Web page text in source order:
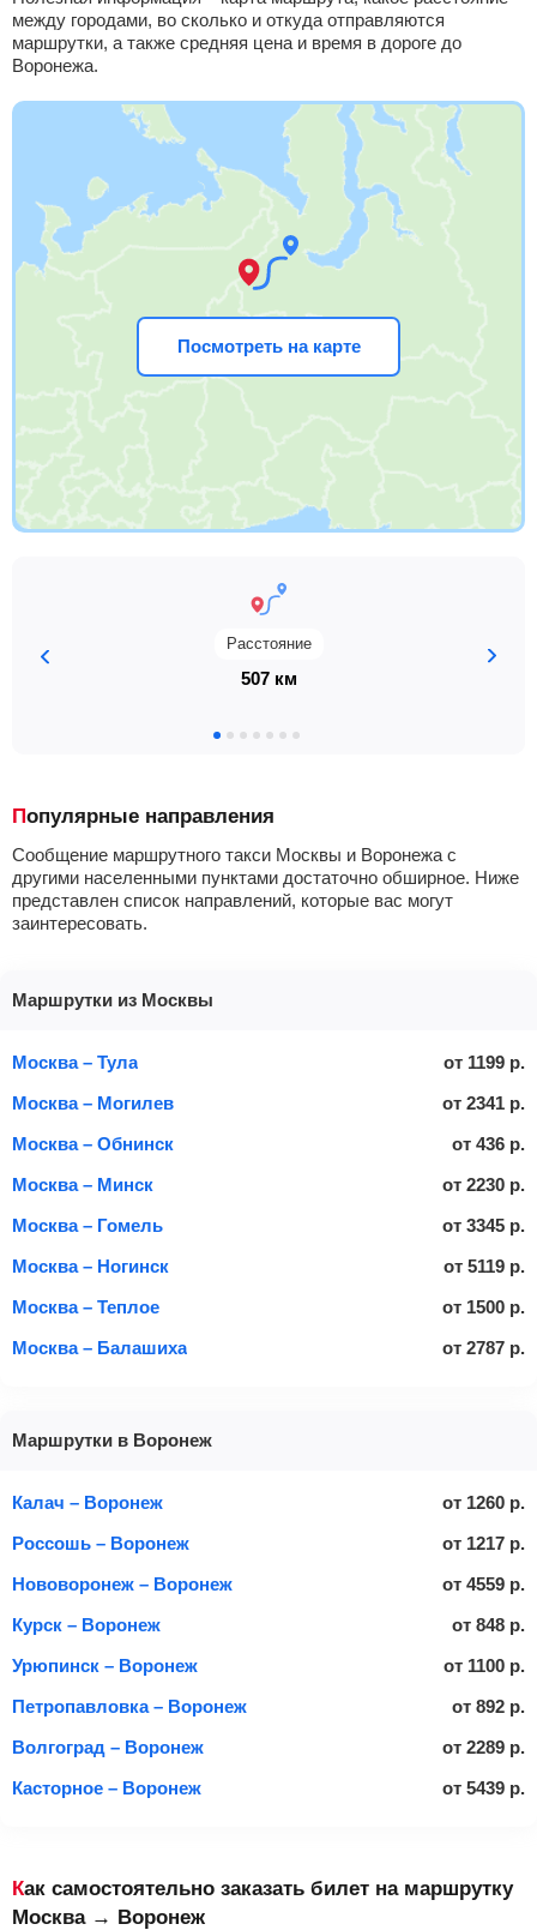
между городами, во сколько и откуда отправляются
маршрутки, а также средняя цена и время в дороге до
Воронежа.
Посмотреть на карте
Расстояние
507 км
Популярные направления
Сообщение маршрутного такси Москвы и Воронежа с
другими населенными пунктами достаточно обширное. Ниже
представлен список направлений, которые вас могут
заинтересовать.
Маршрутки из Москвы
Москва – Тула от 1199 р.
Москва – Могилев
от 2341 р.
Москва – Обнинск
от 436 р.
Москва – Минск
от 2230 р.
Москва – Гомель
от 3345 р.
Москва – Ногинск
от 5119 р.
Москва – Теплое
от 1500 р.
Москва – Балашиха
от 2787 р.
Маршрутки в Воронеж
Калач – Воронеж от 1260 р.
Россошь – Воронеж
от 1217 р.
Нововоронеж – Воронеж
от 4559 р.
Курск – Воронеж
от 848 р.
Урюпинск – Воронеж
от 1100 р.
Петропавловка – Воронеж
от 892 р.
Волгоград – Воронеж
от 2289 р.
Касторное – Воронеж
от 5439 р.
Как самостоятельно заказать билет на маршрутку
Москва → Воронеж